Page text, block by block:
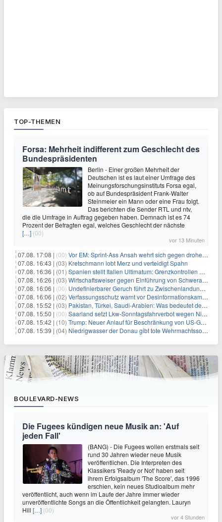
TOP-THEMEN
Forsa: Mehrheit indifferent zum Geschlecht des
Bundespräsidenten
Berlin - Einer großen Mehrheit der
Deutschen ist es laut einer Umfrage des
Meinungsforschungsinstituts Forsa egal,
ob auf Bundespräsident Frank-Walter
Steinmeier ein Mann oder eine Frau folgt.
Das berichten die Sender RTL und ntv,
die die Umfrage in Auftrag gegeben haben. Demnach ist es 74
Prozent der Befragten egal, welches Geschlecht der nächste
[…] (00)
vor 13 Minuten
07.08. 17:08 | (00) Vor EM: Sprint-Ass Ansah wehrt sich gegen drohende Sperre
07.08. 16:43 | (03) Kretschmann lobt Merz und verteidigt Spahn
07.08. 16:36 | (01) Spanien stellt Italien Ultimatum: Grenzkontrollen beenden
07.08. 16:26 | (03) Wirtschaftsweiser gegen Einführung von Schwerarbeiter-Rente
07.08. 16:06 | (00) Undefinierbarer Geruch führt zu Zwischenlandung von Flieger
07.08. 16:06 | (02) Verfassungsschutz warnt vor Desinformationskampagne gegen Merz
07.08. 15:52 | (03) Pakistan, Türkei, Saudi-Arabien: Was bedeutet der neue Pakt?
07.08. 15:50 | (00) Saarland setzt Lkw-Sonntagsfahrverbot wegen Niedrigwasser aus
07.08. 15:42 | (10) Trump: Neuer Anlauf für Beschränkung von US-Geburtsrecht
07.08. 15:39 | (04) Niedrigwasser der Donau gibt tote Wehrmachtssoldaten frei
BOULEVARD-NEWS
Die Fugees kündigen neue Musik an: 'Auf
jeden Fall'
(BANG) - Die Fugees wollen erstmals seit
rund 30 Jahren wieder neue Musik
veröffentlichen. Die Interpreten des
Klassikers 'Ready or Not' haben seit
ihrem Erfolgsalbum 'The Score', das 1996
erschien, kein neues Studioalbum mehr
veröffentlicht, auch wenn im Laufe der Jahre immer wieder
unveröffentlichte Songs an die Öffentlichkeit gelangten. Lauryn
Hill […] (00)
vor 4 Stunden